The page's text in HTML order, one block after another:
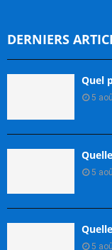
DERNIERS
Quel
5
5
5